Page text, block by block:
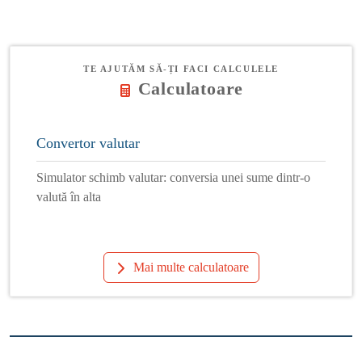
TE AJUTĂM SĂ-ȚI FACI CALCULELE
Calculatoare
Convertor valutar
Simulator schimb valutar: conversia unei sume dintr-o
valută în alta
Mai multe calculatoare